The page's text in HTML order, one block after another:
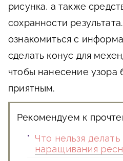
рисунка, а также
сохранности
ознакомиться с
сделать конус для
чтобы нанесение узора
приятным.
Рекомендуем к
Что нельзя делать
наращивания